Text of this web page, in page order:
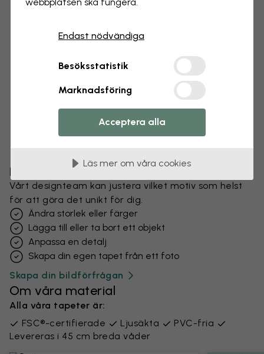
Förändra din tapet
Vårt designteam kan justera vilket motiv som helst
för att göra det unikt för dig.
Ändra storlek eller färger
Lägga till eller ta bort ett objekt
Anpassa en detalj
Skapa din egen tapet från ett foto
Skapa din bildförfrågan
Om våra material
Alla våra tapeter är:
FSC®-certifierade
Ljusäkta
PVC-fria
Levereras i 45 cm breda våder
Endast nödvändiga
Besöksstatistik
Marknadsföring
Acceptera alla
Läs mer om våra cookies